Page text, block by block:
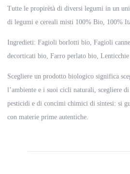
Tutte le propirètà di diversi legumi in un
di legumi e cereali misti 100% Bio, 100%
Ingredieti: Fagioli borlotti bio, Fagioli
decorticati bio, Farro perlato bio,
Scegliere un prodotto biologico significa
l’ambiente e i suoi cicli naturali, scegliere
pesticidi e di concimi chimici di sintesi: si
con materie prime autentiche.